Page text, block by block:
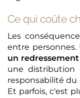
Ce qui coûte
Les
entre
un redressement
une distribution
responsabilité
Et parfois, c'est